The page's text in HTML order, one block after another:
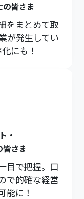
の皆さま
をまとめて取
が発生してい
にも！
・
皆さま
目で把握。口
で的確な経営
能に！